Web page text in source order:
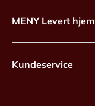
MENY Levert hjem
Kundeservice